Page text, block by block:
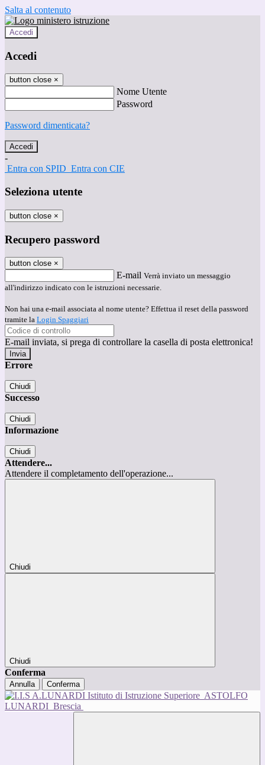
Salta al contenuto
Accedi
Accedi
button close ×
Nome Utente
Password
Password dimenticata?
-
Entra con SPID Entra con CIE
Seleziona utente
button close ×
Recupero password
button close ×
E-mail Verrà inviato un messaggio
all'indirizzo indicato con le istruzioni necessarie.
Non hai una e-mail associata al nome utente? Effettua il reset della password
tramite la Login Spaggiari
E-mail inviata, si prega di controllare la casella di posta elettronica!
Errore
Chiudi
Successo
Chiudi
Informazione
Chiudi
Attendere...
Attendere il completamento dell'operazione...
Chiudi
Chiudi
Conferma
Annulla Conferma
Istituto di Istruzione Superiore ASTOLFO
LUNARDI Brescia